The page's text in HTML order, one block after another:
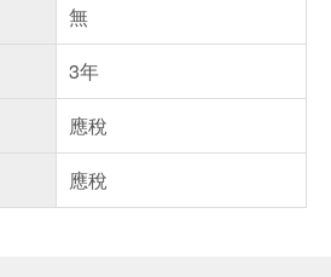
無
3年
應稅
應稅